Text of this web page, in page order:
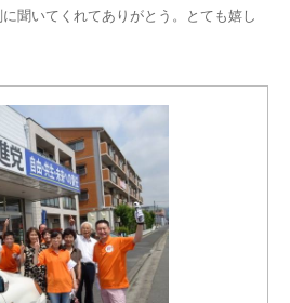
聞いてくれてありがとう。とても嬉し